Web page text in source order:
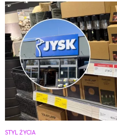
STYL ŻYCIA